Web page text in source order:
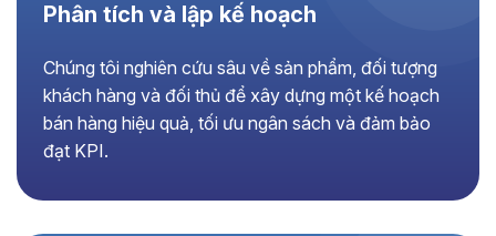
Phân tích và lập kế hoạch
Chúng tôi nghiên cứu sâu về sản phẩm, đối tượng
khách hàng và đối thủ để xây dựng một kế hoạch
bán hàng hiệu quả, tối ưu ngân sách và đảm bảo
đạt KPI.